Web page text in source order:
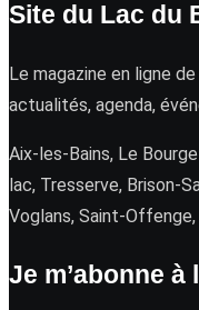
Site du Lac du
Le magazine en ligne
actualités, agenda,
Aix-les-Bains, Le
lac, Tresserve, Brison-
Voglans, Saint-Offenge,
Je m’abonne